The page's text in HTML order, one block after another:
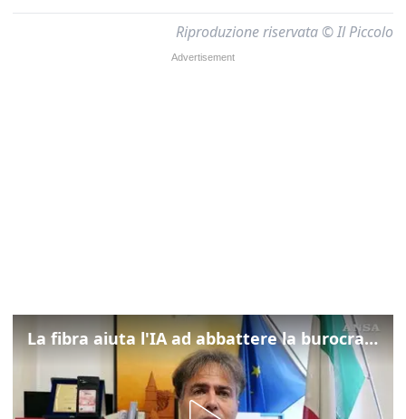
Riproduzione riservata © Il Piccolo
La fibra aiuta l'IA ad abbattere la burocrazia, progetto pilota in Veneto